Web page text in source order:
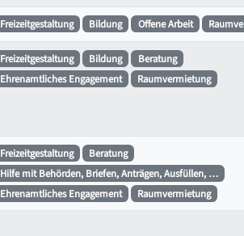
Freizeitgestaltung Bildung Offene Arbeit
Freizeitgestaltung Bildung
Beratung
Ehrenamtliches Engagement
Raumvermietung
Freizeitgestaltung
Beratung
Hilfe mit Behörden, Briefen, Anträgen, Ausfüllen, …
Ehrenamtliches Engagement
Raumvermietung